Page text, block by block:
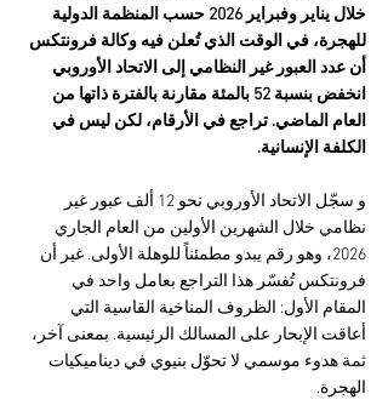
خلال يناير وفبراير 2026 حسب المنظمة الدولية
للهجرة، في الوقت الذي تُعلن فيه وكالة فرونتكس
أن عدد العبور غير النظامي إلى الاتحاد الأوروبي
انخفض بنسبة 52 بالمئة مقارنة بالفترة ذاتها من
العام الماضي. تراجع في الأرقام، لكن ليس في
الكلفة الإنسانية.
و سجّل الاتحاد الأوروبي نحو 12 ألف عبور غير
نظامي خلال الشهرين الأولين من العام الجاري
2026، وهو رقم يبدو مطمئناً للوهلة الأولى. غير أن
فرونتكس تُفسّر هذا التراجع بعامل واحد في
المقام الأول: الظروف المناخية القاسية التي
أعاقت الإبحار على المسالك الرئيسية. بمعنى آخر،
ثمة هدوء موسمي لا تحوّل بنيوي في ديناميكيات
الهجرة.